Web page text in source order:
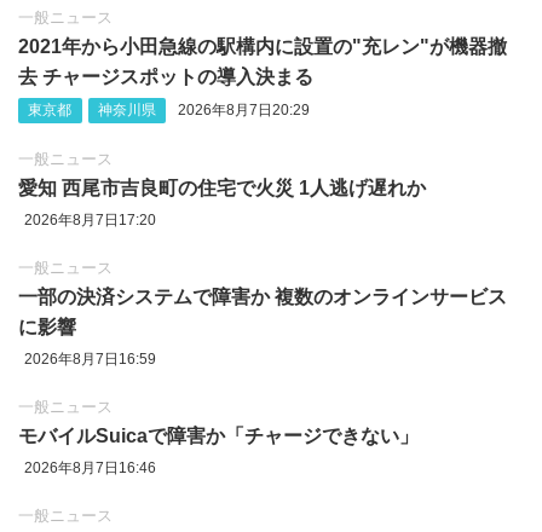
一般ニュース
2021年から小田急線の駅構内に設置の"充レン"が機器撤
去 チャージスポットの導入決まる
東京都 神奈川県 2026年8月7日20:29
一般ニュース
愛知 西尾市吉良町の住宅で火災 1人逃げ遅れか
2026年8月7日17:20
一般ニュース
一部の決済システムで障害か 複数のオンラインサービス
に影響
2026年8月7日16:59
一般ニュース
モバイルSuicaで障害か「チャージできない」
2026年8月7日16:46
一般ニュース